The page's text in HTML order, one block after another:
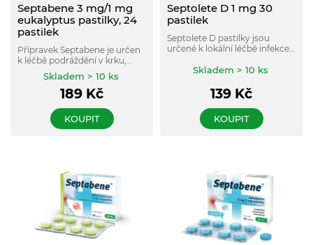
Septabene 3 mg/1 mg
eukalyptus pastilky, 24
pastilek
Přípravek Septabene je určen
k léčbě podráždění v krku,
podráždění úst a dásní, při
gingivitidě, faryngitidě,
laryngitidě a před a po extrakci
Skladem > 10 ks
189 Kč
KOUPIT
Septolete D 1 mg 30
pastilek
Septolete D pastilky jsou
určené k lokální léčbě infekce
a hltanu, při zánětu dásní a
Skladem > 10 ks
139 Kč
KOUPIT